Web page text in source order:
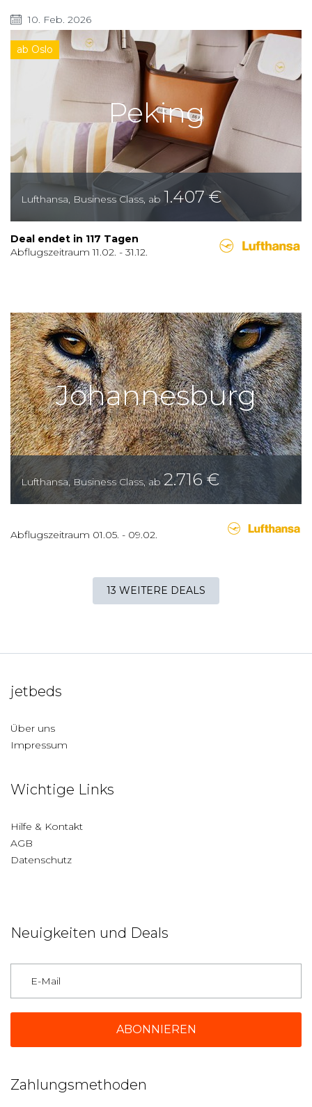
10. Feb. 2026
ab Oslo
Peking
Lufthansa, Business Class, ab 1.407 €
Deal endet in 117 Tagen
Abflugszeitraum11.02. - 31.12.
Johannesburg
Lufthansa,Business Class,ab2.716€
Abflugszeitraum 01.05. - 09.02.
13 WEITERE DEALS
jetbeds
Über uns
Impressum
Wichtige Links
Hilfe & Kontakt
AGB
Datenschutz
Neuigkeiten und Deals
Zahlungsmethoden